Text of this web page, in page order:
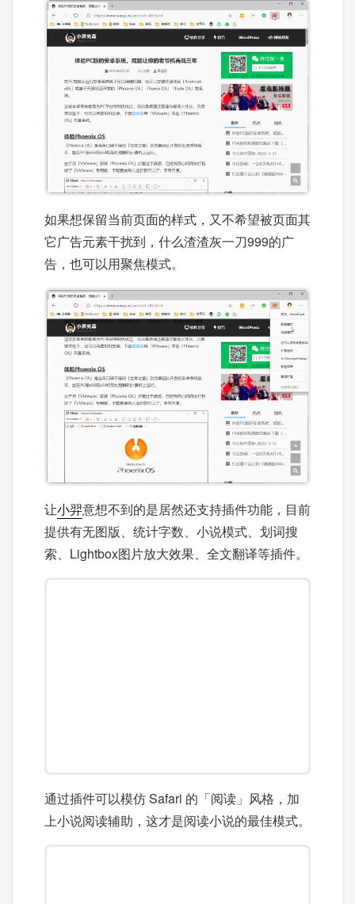
如果想保留当前页面的样式，又不希望被页面其
它广告元素干扰到，什么渣渣灰一刀999的广
告，也可以用聚焦模式。
让小羿意想不到的是居然还支持插件功能，目前
提供有无图版、统计字数、小说模式、划词搜
索、Lightbox图片放大效果、全文翻译等插件。
通过插件可以模仿 Safari 的「阅读」风格，加
上小说阅读辅助，这才是阅读小说的最佳模式。